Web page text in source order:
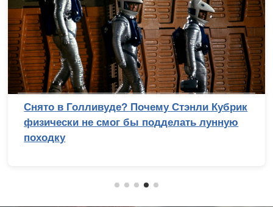
Снято в Голливуде? Почему Стэнли Кубрик
физически не смог бы подделать лунную
походку